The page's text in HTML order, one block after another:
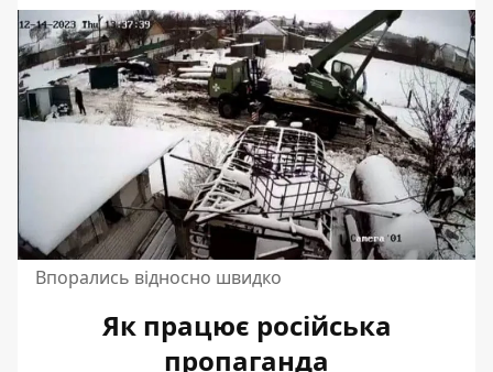
Впорались відносно швидко
Як працює російська
пропаганда